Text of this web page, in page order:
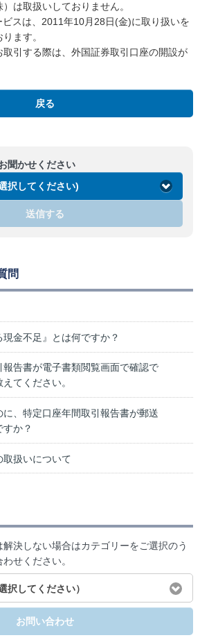
は取扱いしておりません。
スは、2011年10月28日(金)に取り扱いを
ます。
引する際は、外国証券取引口座の開設が
戻る
聞かせください
択してください)
送信する
問
現金不足』とは何ですか？
告書が電子書類閲覧画面で確認で
てください。
、特定口座年間取引報告書が郵送
か？
取扱いについて
解決しない場合はカテゴリーをご選択のう
せください。
選択してください）
お問い合わせ